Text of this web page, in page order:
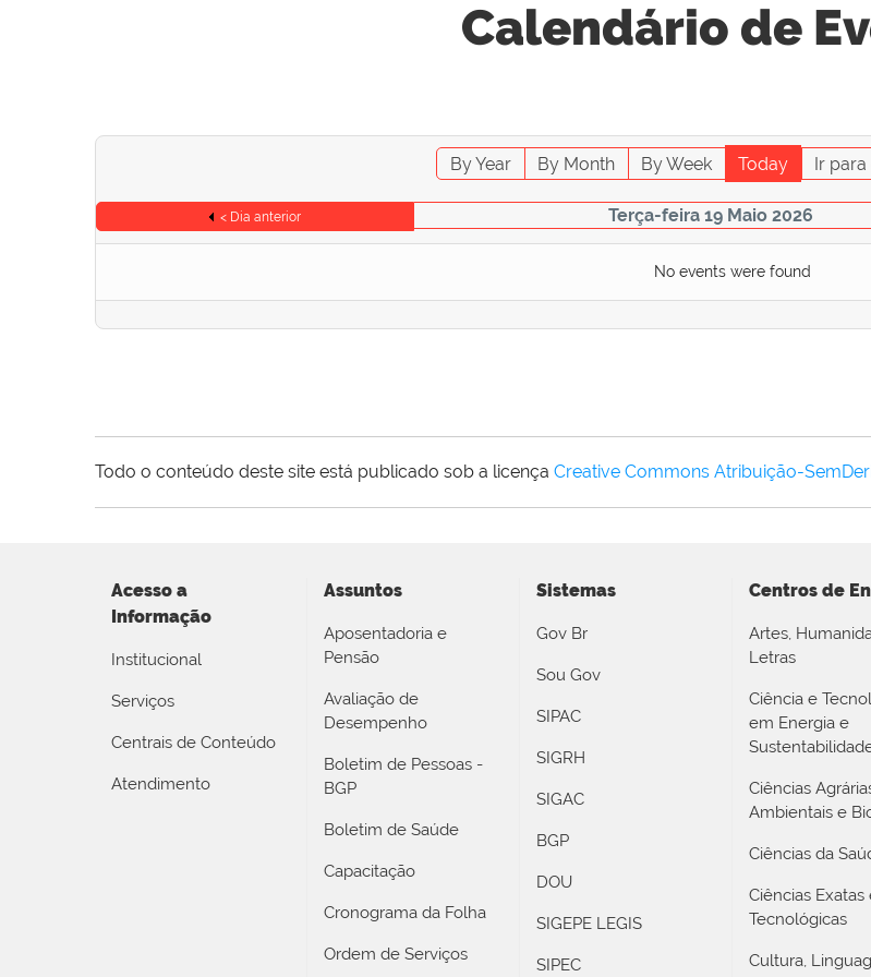
Calendário de
By Year By Month By Week Today Ir
< Dia anterior Terça-feira 19 Maio 2026
No events were found
Todo o conteúdo deste site está publicado sob a licença Creative Commons Atribuição-
Acesso a
Informação
Institucional
Serviços
Centrais de Conteúdo
Atendimento
Assuntos
Aposentadoria e
Pensão
Avaliação de
Desempenho
Boletim de Pessoas -
BGP
Boletim de Saúde
Capacitação
Cronograma da Folha
Ordem de Serviços
Sistemas
Gov Br
Sou Gov
SIPAC
SIGRH
SIGAC
BGP
DOU
SIGEPE LEGIS
SIPEC
Centros de
Artes,
Letras
Ciência e
em Energia e
Ciências
Ambientais e
Ciências da
Ciências Exatas
Tecnológicas
Cultura,